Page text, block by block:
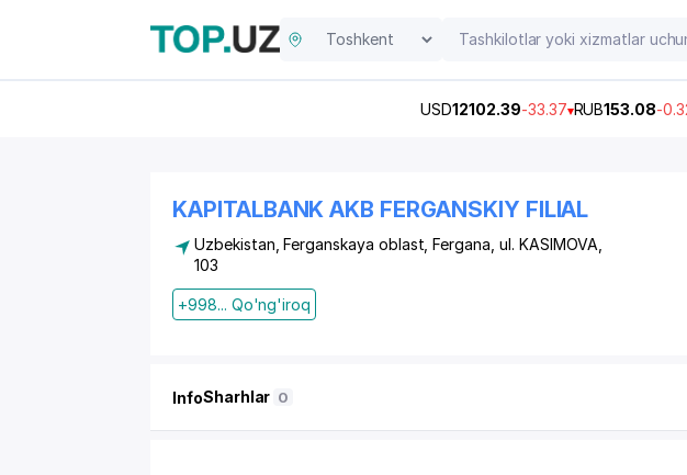
USD12102.39-33.37 RUB153.08-
KAPITALBANK AKB FERGANSKIY FILIAL
Uzbekistan, Ferganskaya oblast, Fergana, ul. KASIMOVA
103
+998... Qo'ng'iroq
InfoSharhlar 0